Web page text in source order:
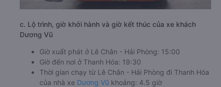
c. Lộ trình, giờ khởi hành và giờ kết thúc của xe khách
Dương Vũ
Giờ xuất phát ở Lê Chân - Hải Phòng: 15:00
Giờ đến nơi ở Thanh Hóa: 19:30
Thời gian chạy từ Lê Chân - Hải Phòng đi Thanh Hóa
của nhà xe Dương Vũ khoảng: 4.5 giờ